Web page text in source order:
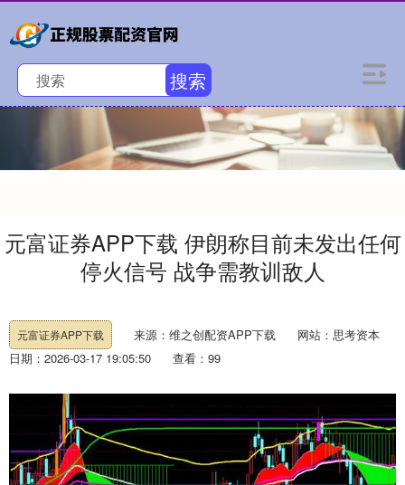
搜索
元富证券APP下载 伊朗称目前未发出任何
停火信号 战争需教训敌人
元富证券APP下载 来源：维之创配资APP下载
网站：思考资本
日期：2026-03-17 19:05:50
查看：99